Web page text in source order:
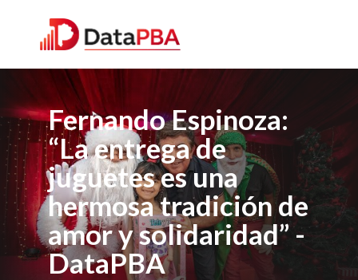
Fernando Espinoza:
“La entrega de
juguetes es una
hermosa tradición de
amor y solidaridad” -
DataPBA